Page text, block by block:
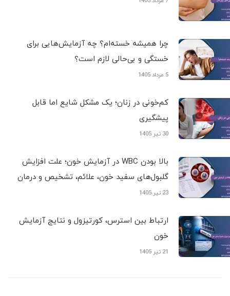
چرا همیشه خسته‌ام؟ چه آزمایش‌هایی برای
خستگی و بی‌حالی لازم است؟
5 مرداد 1405
کم‌خونی در زنان؛ یک مشکل شایع اما قابل
پیشگیری
30 تیر 1405
بالا بودن WBC در آزمایش خون؛ علت افزایش
گلبول‌های سفید خون، علائم، تشخیص و درمان
23 تیر 1405
ارتباط بین استرس، کورتیزول و نتایج آزمایش
خون
21 تیر 1405